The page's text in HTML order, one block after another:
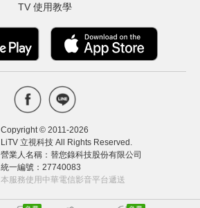
TV 使用教學
Copyright © 2011-2026
LiTV 立視科技 All Rights Reserved.
營業人名稱：替您錄科技股份有限公司
統一編號：27740083
本服務使用中華電信影音平台遞送